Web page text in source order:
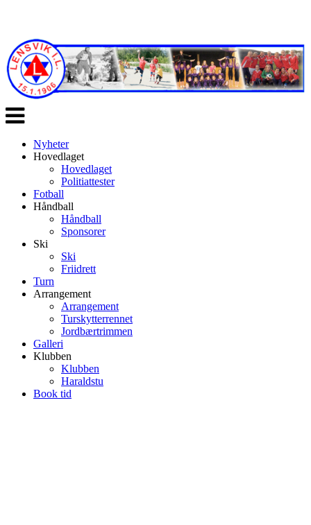
Veksle
navigasjon
Nyheter
Hovedlaget
Hovedlaget
Politiattester
Fotball
Håndball
Håndball
Sponsorer
Ski
Ski
Friidrett
Turn
Arrangement
Arrangement
Turskytterrennet
Jordbærtrimmen
Galleri
Klubben
Klubben
Haraldstu
Book tid